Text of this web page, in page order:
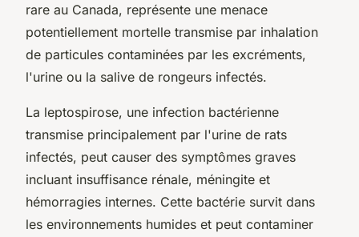
rare au Canada, représente une menace
potentiellement mortelle transmise par inhalation
de particules contaminées par les excréments,
l'urine ou la salive de rongeurs infectés.
La leptospirose, une infection bactérienne
transmise principalement par l'urine de rats
infectés, peut causer des symptômes graves
incluant insuffisance rénale, méningite et
hémorragies internes. Cette bactérie survit dans
les environnements humides et peut contaminer